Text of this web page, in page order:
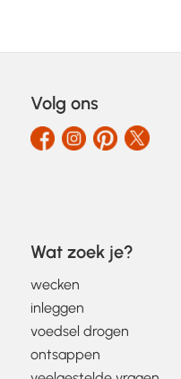
Volg ons
Wat zoek je?
wecken
inleggen
voedsel drogen
ontsappen